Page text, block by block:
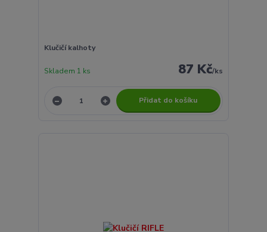
Klučičí kalhoty
87 Kč/ks
Skladem 1 ks
Přidat do košíku